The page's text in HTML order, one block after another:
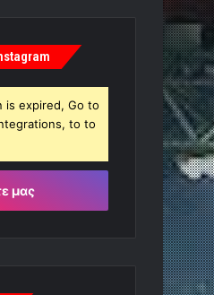
is expired, Go to
to to
μας